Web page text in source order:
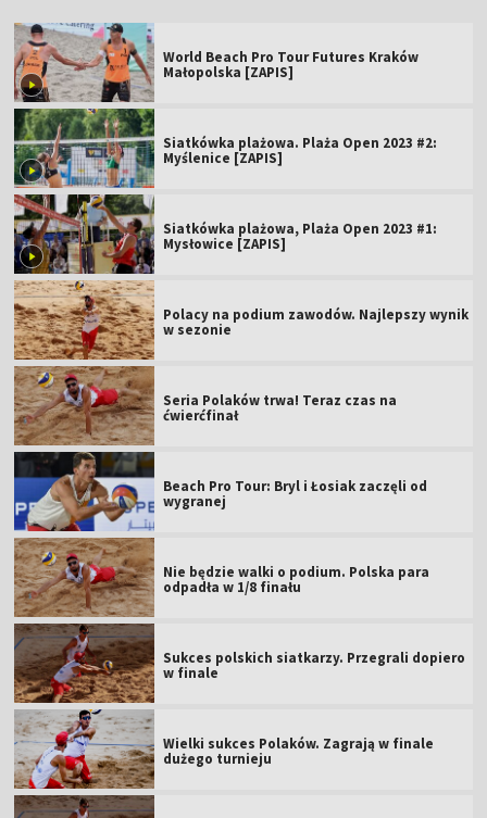
World Beach Pro Tour Futures Kraków
Małopolska [ZAPIS]
Siatkówka plażowa. Plaża Open 2023 #2:
Myślenice [ZAPIS]
Siatkówka plażowa, Plaża Open 2023 #1:
Mysłowice [ZAPIS]
Polacy na podium zawodów. Najlepszy wynik
w sezonie
Seria Polaków trwa! Teraz czas na
ćwierćfinał
Beach Pro Tour: Bryl i Łosiak zaczęli od
wygranej
Nie będzie walki o podium. Polska para
odpadła w 1/8 finału
Sukces polskich siatkarzy. Przegrali dopiero
w finale
Wielki sukces Polaków. Zagrają w finale
dużego turnieju